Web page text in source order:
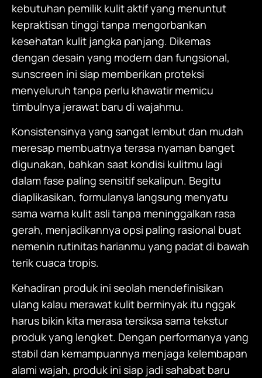
kebutuhan pemilik kulit aktif yang menuntut
kepraktisan tinggi tanpa mengorbankan
kesehatan kulit jangka panjang. Dikemas
dengan desain yang modern dan fungsional,
sunscreen ini siap memberikan proteksi
menyeluruh tanpa perlu khawatir memicu
timbulnya jerawat baru di wajahmu.
Konsistensinya yang sangat lembut dan mudah
meresap membuatnya terasa nyaman banget
digunakan, bahkan saat kondisi kulitmu lagi
dalam fase paling sensitif sekalipun. Begitu
diaplikasikan, formulanya langsung menyatu
sama warna kulit asli tanpa meninggalkan rasa
gerah, menjadikannya opsi paling rasional buat
nemenin rutinitas harianmu yang padat di bawah
terik cuaca tropis.
Kehadiran produk ini seolah mendefinisikan
ulang kalau merawat kulit berminyak itu nggak
harus bikin kita merasa tersiksa sama tekstur
produk yang lengket. Dengan performanya yang
stabil dan kemampuannya menjaga kelembapan
alami wajah, produk ini siap jadi sahabat baru